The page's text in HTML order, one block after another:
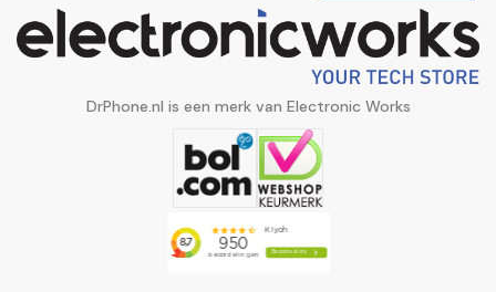
DrPhone.nl is een merk van Electronic Works